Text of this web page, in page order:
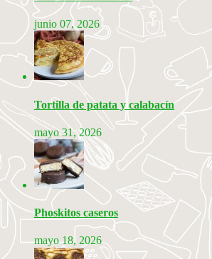
junio 07, 2026
Tortilla de patata y calabacín
mayo 31, 2026
Phoskitos caseros
mayo 18, 2026